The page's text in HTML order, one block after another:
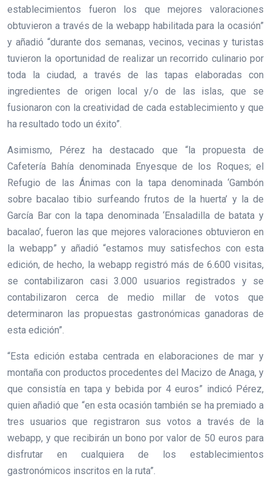
establecimientos fueron los que mejores valoraciones
obtuvieron a través de la webapp habilitada para la ocasión”
y añadió “durante dos semanas, vecinos, vecinas y turistas
tuvieron la oportunidad de realizar un recorrido culinario por
toda la ciudad, a través de las tapas elaboradas con
ingredientes de origen local y/o de las islas, que se
fusionaron con la creatividad de cada establecimiento y que
ha resultado todo un éxito”.
Asimismo, Pérez ha destacado que “la propuesta de
Cafetería Bahía denominada Enyesque de los Roques; el
Refugio de las Ánimas con la tapa denominada ‘Gambón
sobre bacalao tibio surfeando frutos de la huerta’ y la de
García Bar con la tapa denominada ‘Ensaladilla de batata y
bacalao’, fueron las que mejores valoraciones obtuvieron en
la webapp” y añadió “estamos muy satisfechos con esta
edición, de hecho, la webapp registró más de 6.600 visitas,
se contabilizaron casi 3.000 usuarios registrados y se
contabilizaron cerca de medio millar de votos que
determinaron las propuestas gastronómicas ganadoras de
esta edición”.
“Esta edición estaba centrada en elaboraciones de mar y
montaña con productos procedentes del Macizo de Anaga, y
que consistía en tapa y bebida por 4 euros” indicó Pérez,
quien añadió que “en esta ocasión también se ha premiado a
tres usuarios que registraron sus votos a través de la
webapp, y que recibirán un bono por valor de 50 euros para
disfrutar en cualquiera de los establecimientos
gastronómicos inscritos en la ruta”.